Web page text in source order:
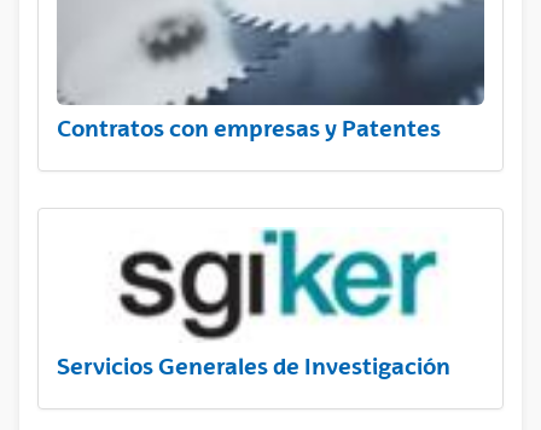
Contratos con empresas y Patentes
Servicios Generales de Investigación